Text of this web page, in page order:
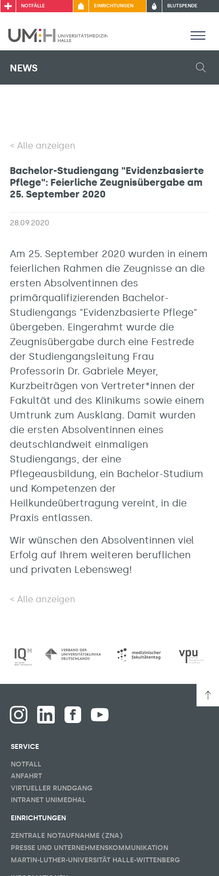
NOTFÄLLE EINRICHTUNGEN BLUTSPENDE
NEWS
Alle anzeigen
Bachelor-Studiengang "Evidenzbasierte
Pflege": Feierliche Zeugnisübergabe am
25. September 2020
28.09.2020
Am 25. September 2020 wurden in einem
feierlichen Rahmen die Zeugnisse an die
ersten Absolventinnen des
primärqualifizierenden Bachelor-
Studiengangs "Evidenzbasierte Pflege"
übergeben. Eingerahmt wurde die
Zeugnisübergabe durch eine Festrede
der Studiengangsleitung Frau
Professorin Dr. Gabriele Meyer,
Kurzbeiträgen von Vertreter*innen der
Fakultät und des Klinikums sowie einem
Umtrunk zum Ausklang. Damit wurden
die ersten Absolventinnen eines
deutschlandweit einmaligen
Studiengangs, der eine
Pflegeausbildung, ein Bachelor-Studium
und Kompetenzen der
Heilkundeübertragung vereint, in die
Praxis entlassen.
Wir wünschen den Absolventinnen viel
Erfolg auf Ihrem weiteren beruflichen
und privaten Lebensweg!
Alle anzeigen
SERVICE
NOTFALL
ANFAHRT
VIRTUELLER RUNDGANG
INTRANET UNIMEDHAL
EINRICHTUNGEN
ZENTRALE NOTAUFNAHME (ZNA)
PRESSE UND UNTERNEHMENSKOMMUNIKATION
MARTIN-LUTHER-UNIVERSITÄT HALLE-WITTENBERG